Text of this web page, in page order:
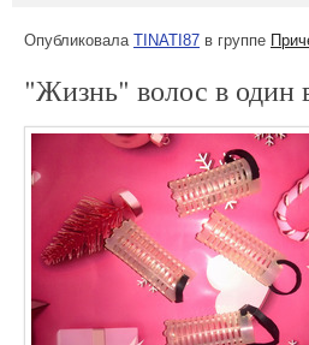
Опубликовала TINATI87 в группе
"Жизнь" волос в один